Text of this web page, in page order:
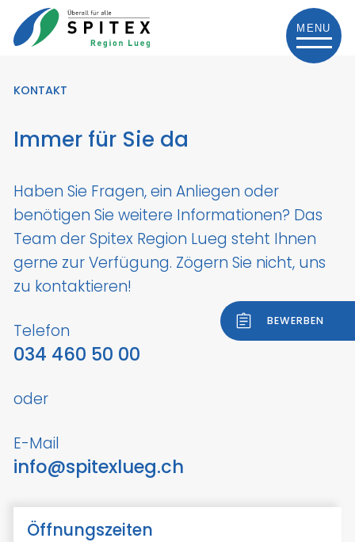
MENU
BEWERBEN
KONTAKT
Immer für Sie da
Haben Sie Fragen, ein Anliegen oder
benötigen Sie weitere Informationen? Das
Team der Spitex Region Lueg steht Ihnen
gerne zur Verfügung. Zögern Sie nicht, uns
zu kontaktieren!
Telefon
034 460 50 00
oder
E-Mail
nf spt xl g ch
Öffnungszeiten